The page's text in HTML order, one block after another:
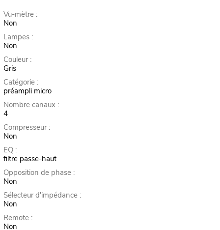
Vu-mètre :
Non
Lampes :
Non
Couleur :
Gris
Catégorie :
préampli micro
Nombre canaux :
4
Compresseur :
Non
EQ :
filtre passe-haut
Opposition de phase :
Non
Sélecteur d'impédance :
Non
Remote :
Non